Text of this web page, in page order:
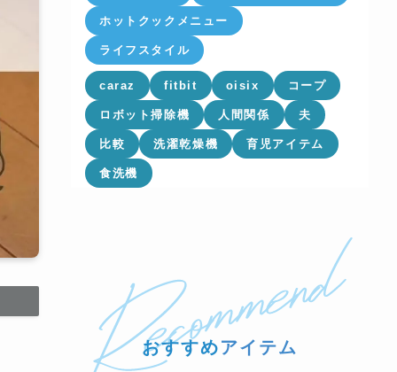
ホットクックメニュー
ライフスタイル
caraz fitbit oisix コープ
ロボット掃除機 人間関係 夫
比較 洗濯乾燥機 育児アイテム
食洗機
おすすめアイテム